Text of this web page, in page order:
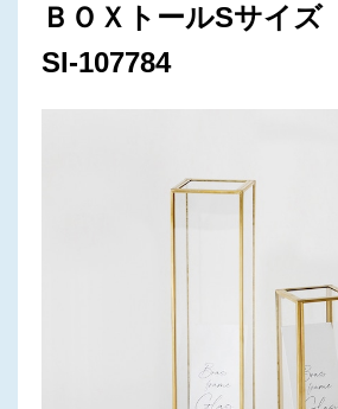
ＢＯＸトールSサイ
SI-107784